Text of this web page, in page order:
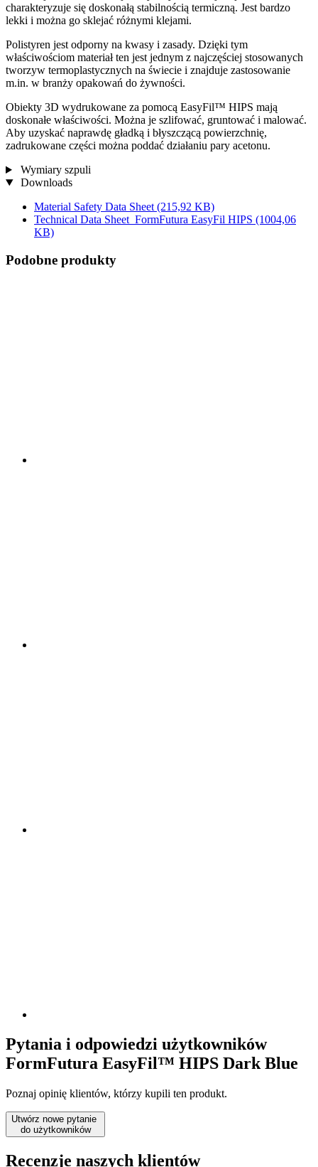
charakteryzuje się doskonałą stabilnością termiczną. Jest bardzo
lekki i można go sklejać różnymi klejami.
Polistyren jest odporny na kwasy i zasady. Dzięki tym
właściwościom materiał ten jest jednym z najczęściej stosowanych
tworzyw termoplastycznych na świecie i znajduje zastosowanie
m.in. w branży opakowań do żywności.
Obiekty 3D wydrukowane za pomocą EasyFil™ HIPS mają
doskonałe właściwości. Można je szlifować, gruntować i malować.
Aby uzyskać naprawdę gładką i błyszczącą powierzchnię,
zadrukowane części można poddać działaniu pary acetonu.
Wymiary szpuli
Downloads
Material Safety Data Sheet (215,92 KB)
Technical Data Sheet_FormFutura EasyFil HIPS (1004,06
KB)
Podobne produkty
Pytania i odpowiedzi użytkowników
FormFutura EasyFil™ HIPS Dark Blue
Poznaj opinię klientów, którzy kupili ten produkt.
Utwórz nowe pytanie
do użytkowników
Recenzje naszych klientów